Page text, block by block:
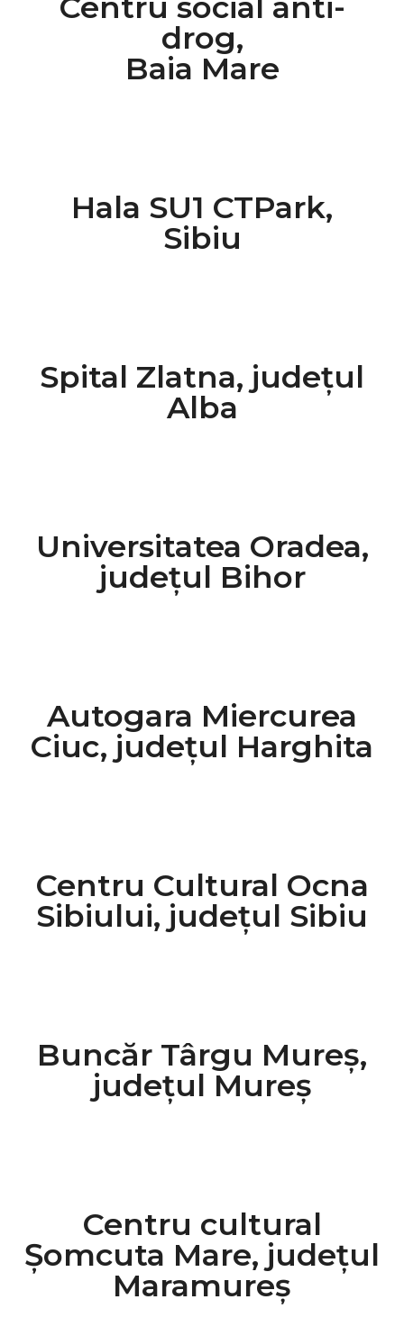
drog,
Baia Mare
Hala SU1 CTPark,
Sibiu
Spital Zlatna, județul
Alba
Universitatea Oradea,
județul Bihor
Autogara Miercurea
Ciuc, județul Harghita
Centru Cultural Ocna
Sibiului, județul Sibiu
Buncăr Târgu Mureș,
județul Mureș
Centru cultural
Șomcuta Mare, județul
Maramureș